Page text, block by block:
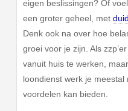
eigen beslissingen? Of
een groter geheel, met
Denk ook na over hoe
groei voor je zijn. Als
vanuit huis te werken,
loondienst werk je
voordelen kan bieden.